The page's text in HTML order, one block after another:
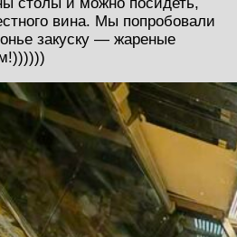
столы и можно посидеть,
вина. Мы попробовали
закуску — жареные